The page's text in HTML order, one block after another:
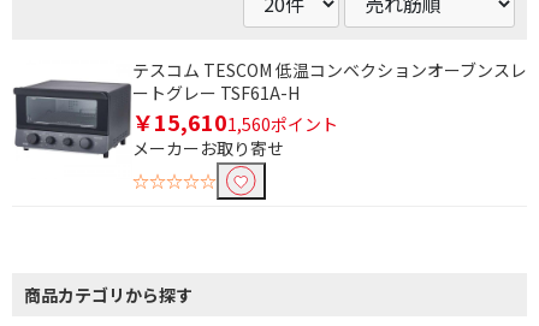
テスコム TESCOM 低温コンベクションオーブンスレ
ートグレー TSF61A-H
￥15,6101,560ポイント
メーカーお取り寄せ
☆☆☆☆☆
商品カテゴリから探す